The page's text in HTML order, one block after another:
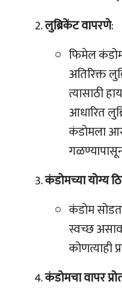
लुब्रिकेंट वापरणे:
फिमेल
अतिरिक्त
त्यासाठी
आधारित
कंडोमला
कंडोमच्या योग्य
कंडोम
स्वच्छ
कोणत्याही
कंडोमचा वापर